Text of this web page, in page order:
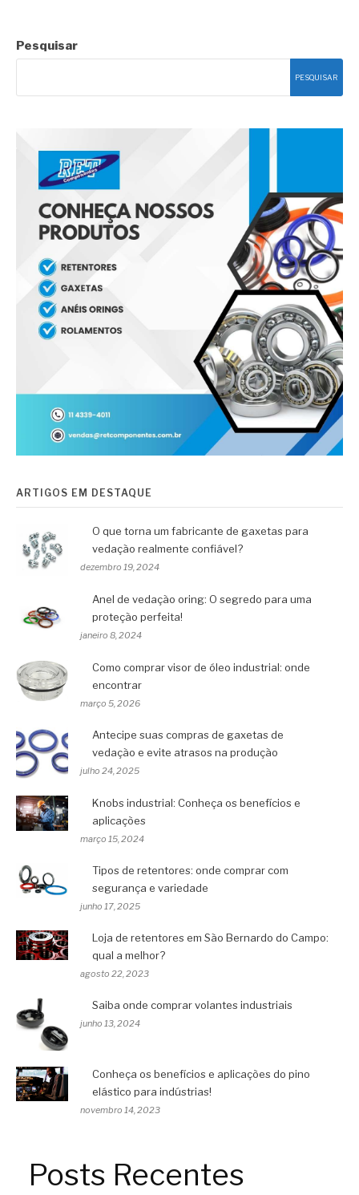
Pesquisar
PESQUISAR
ARTIGOS EM DESTAQUE
O que torna um fabricante de gaxetas para
vedação realmente confiável?
dezembro 19, 2024
Anel de vedação oring: O segredo para uma
proteção perfeita!
janeiro 8, 2024
Como comprar visor de óleo industrial: onde
encontrar
março 5, 2026
Antecipe suas compras de gaxetas de
vedação e evite atrasos na produção
julho 24, 2025
Knobs industrial: Conheça os benefícios e
aplicações
março 15, 2024
Tipos de retentores: onde comprar com
segurança e variedade
junho 17, 2025
Loja de retentores em São Bernardo do Campo:
qual a melhor?
agosto 22, 2023
Saiba onde comprar volantes industriais
junho 13, 2024
Conheça os benefícios e aplicações do pino
elástico para indústrias!
novembro 14, 2023
Posts Recentes